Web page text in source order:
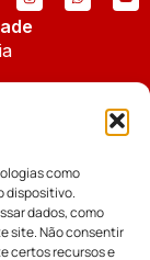
como
dispositivo.
dados, como
site. Não consentir
certos recursos e